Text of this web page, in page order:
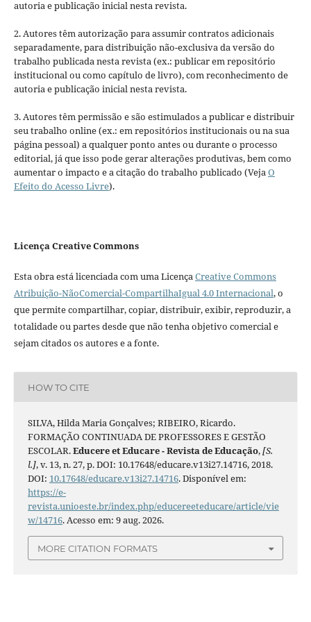
autoria e publicação inicial nesta revista.
2. Autores têm autorização para assumir contratos adicionais
separadamente, para distribuição não-exclusiva da versão do
trabalho publicada nesta revista (ex.: publicar em repositório
institucional ou como capítulo de livro), com reconhecimento de
autoria e publicação inicial nesta revista.
3. Autores têm permissão e são estimulados a publicar e distribuir
seu trabalho online (ex.: em repositórios institucionais ou na sua
página pessoal) a qualquer ponto antes ou durante o processo
editorial, já que isso pode gerar alterações produtivas, bem como
aumentar o impacto e a citação do trabalho publicado (VejaO
Efeito do Acesso Livre).
Licença Creative Commons
Esta obra está licenciada com uma LicençaCreative Commons
Atribuição-NãoComercial-CompartilhaIgual 4.0 Internacional, o
que permite compartilhar, copiar, distribuir, exibir, reproduzir, a
totalidade ou partes desde que não tenha objetivo comercial e
sejam citados os autores e a fonte.
HOW TO CITE
SILVA, Hilda Maria Gonçalves; RIBEIRO, Ricardo.
FORMAÇÃO CONTINUADA DE PROFESSORES E GESTÃO
ESCOLAR.Educere et Educare - Revista de Educação,[S.
l.], v. 13, n. 27, p. DOI: 10.17648/educare.v13i27.14716, 2018.
DOI: 10.17648/educare.v13i27.14716. Disponível em:
https://e-
revista.unioeste.br/index.php/educereeteducare/article/vie
w/14716. Acesso em: 9 aug. 2026.
MORE CITATION FORMATS